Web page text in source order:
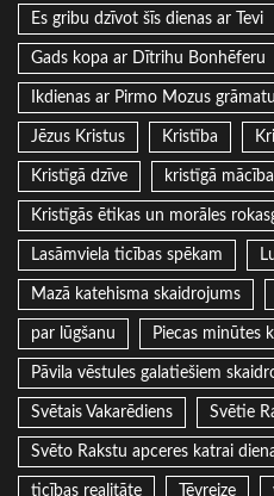
Es gribu dzīvot šīs dienas ar Tevi
Gads kopa ar Dītrihu Bonhēferu
Ikdienas ar Pirmo Mozus grāmatu
Jēzus Kristus Kristība
Kristīgā dzīve kristīgā mācība
Kristīgās ētikas un morāles
Lasāmviela ticības spēkam
Mazā katehisma skaidrojums
par lūgšanu Piecas minūtes
Pāvila vēstules galatiešiem
Svētais Vakarēdiens Svētie
Svēto Rakstu apceres katrai
ticības realitāte Tēvreize